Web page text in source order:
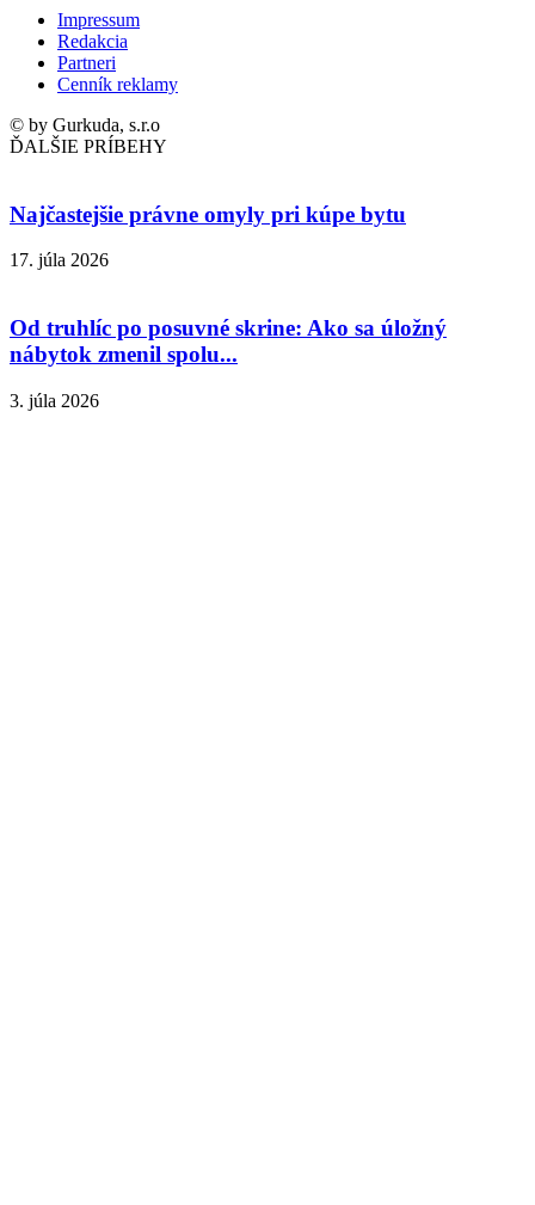
Impressum
Redakcia
Partneri
Cenník reklamy
© by Gurkuda, s.r.o
ĎALŠIE PRÍBEHY
Najčastejšie právne omyly pri kúpe bytu
17. júla 2026
Od truhlíc po posuvné skrine: Ako sa úložný
nábytok zmenil spolu...
3. júla 2026